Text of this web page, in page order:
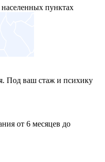
пунктах
Под ваш стаж и психику
от 6 месяцев до